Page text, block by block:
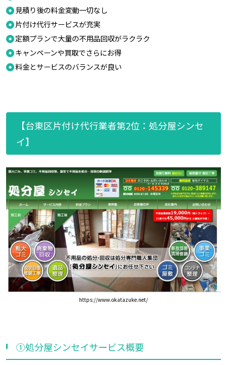
見積り後の料金変動一切なし
片付け代行サービスが充実
定額プランで大量の不用品回収がラクラク
キャンペーンや買取でさらにお得
料金とサービスのバランスが良い
【台東区片付け代行業者第2位：処分屋シンセ
イ】
https://www.okatazuke.net/
①処分屋シンセイサービス概要